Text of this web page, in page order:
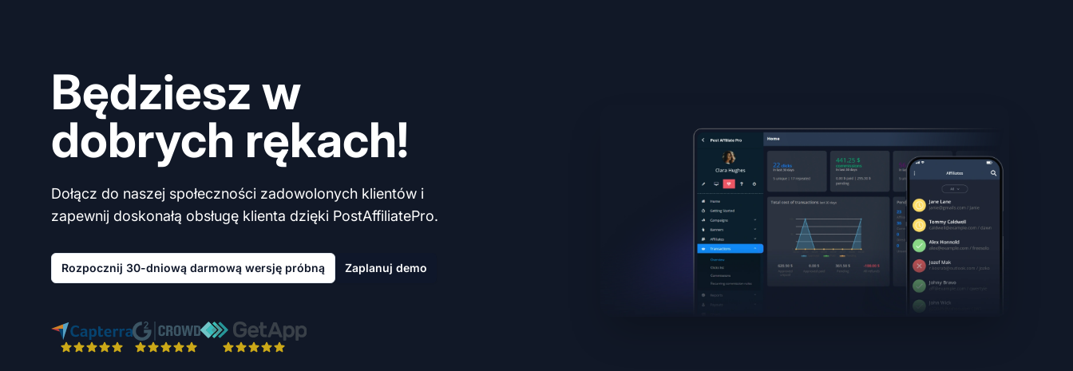
Będziesz w
dobrych rękach!
Dołącz do naszej społeczności zadowolonych klientów i
zapewnij doskonałą obsługę klienta dzięki PostAffiliatePro.
Rozpocznij 30-dniową darmową wersję próbną Zaplanuj demo